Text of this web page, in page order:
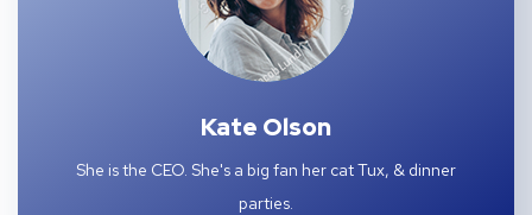
Kate Olson
She is the CEO. She's a big fan her cat Tux, & dinner
parties.